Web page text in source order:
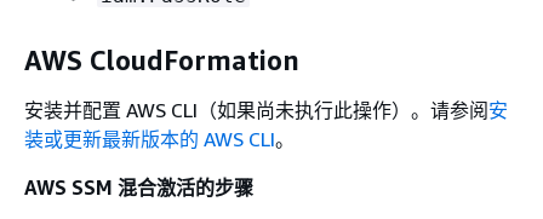
AWS CloudFormation
安装并配置 AWS CLI（如果尚未执行此操作）。请参阅安
装或更新最新版本的 AWS CLI。
AWS SSM 混合激活的步骤